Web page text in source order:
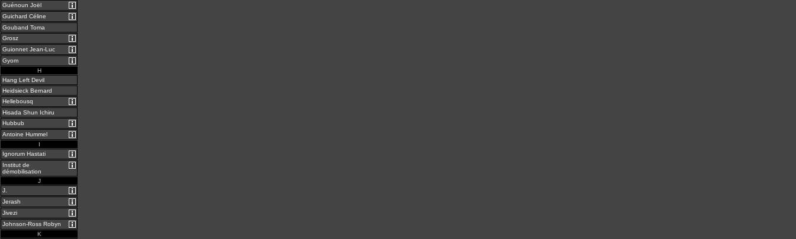
Guénoun Joël
Guichard Céline
Gouband Toma
Grosz
Guionnet Jean-Luc
Gyom
H
Hang Left Devil
Heidsieck Bernard
Hellebousq
Hisada Shun Ichiru
Hubbub
Antoine Hummel
I
Ignorum Hastati
Institut de
démobilisation
J
J.
Jerash
Jivezi
Johnson-Ross Robyn
K